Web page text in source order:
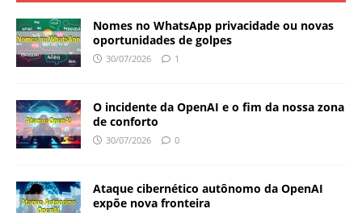
Nomes no WhatsApp privacidade ou novas
oportunidades de golpes
30/07/2026 1
O incidente da OpenAI e o fim da nossa zona
de conforto
30/07/2026 0
Ataque cibernético autônomo da OpenAI
expõe nova fronteira